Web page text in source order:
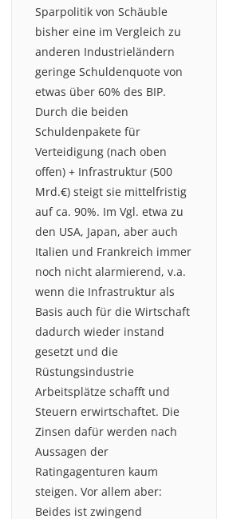
Sparpolitik von Schäuble
bisher eine im Vergleich zu
anderen Industrieländern
geringe Schuldenquote von
etwas über 60% des BIP.
Durch die beiden
Schuldenpakete für
Verteidigung (nach oben
offen) + Infrastruktur (500
Mrd.€) steigt sie mittelfristig
auf ca. 90%. Im Vgl. etwa zu
den USA, Japan, aber auch
Italien und Frankreich immer
noch nicht alarmierend, v.a.
wenn die Infrastruktur als
Basis auch für die Wirtschaft
dadurch wieder instand
gesetzt und die
Rüstungsindustrie
Arbeitsplätze schafft und
Steuern erwirtschaftet. Die
Zinsen dafür werden nach
Aussagen der
Ratingagenturen kaum
steigen. Vor allem aber:
Beides ist zwingend